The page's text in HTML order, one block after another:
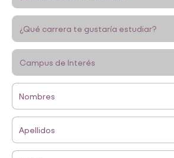
Nombres
Apellidos